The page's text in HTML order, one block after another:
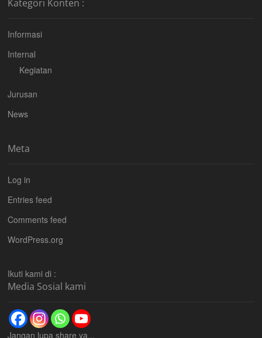
Kategori Konten :
Informasi
Internal
Kegiatan
Jurusan
News
Meta
Log in
Entries feed
Comments feed
WordPress.org
Ikuti kami di :
Media Sosial kami
Jangan lupa share ya...